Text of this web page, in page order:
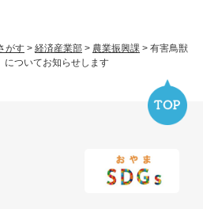
がす > 経済産業部 > 農業振興課 > 有害鳥獣
についてお知らせします